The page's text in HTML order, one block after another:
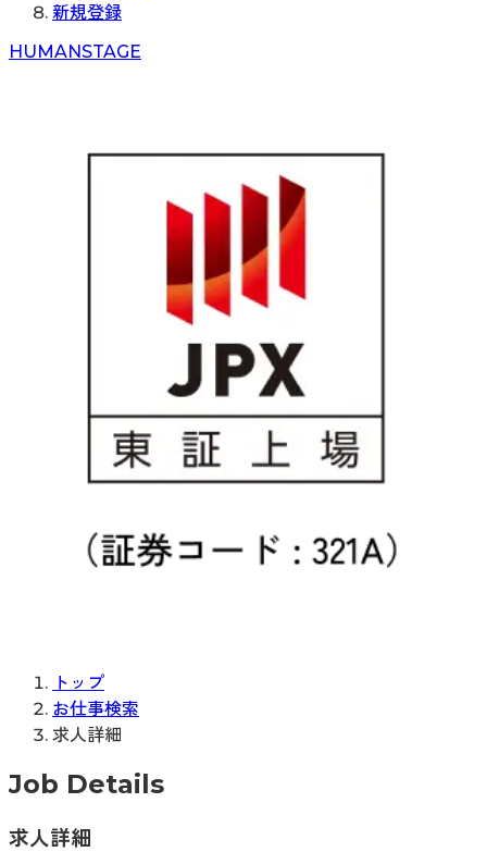
新規登録
HUMANSTAGE
トップ
お仕事検索
求人詳細
Job Details
求人詳細